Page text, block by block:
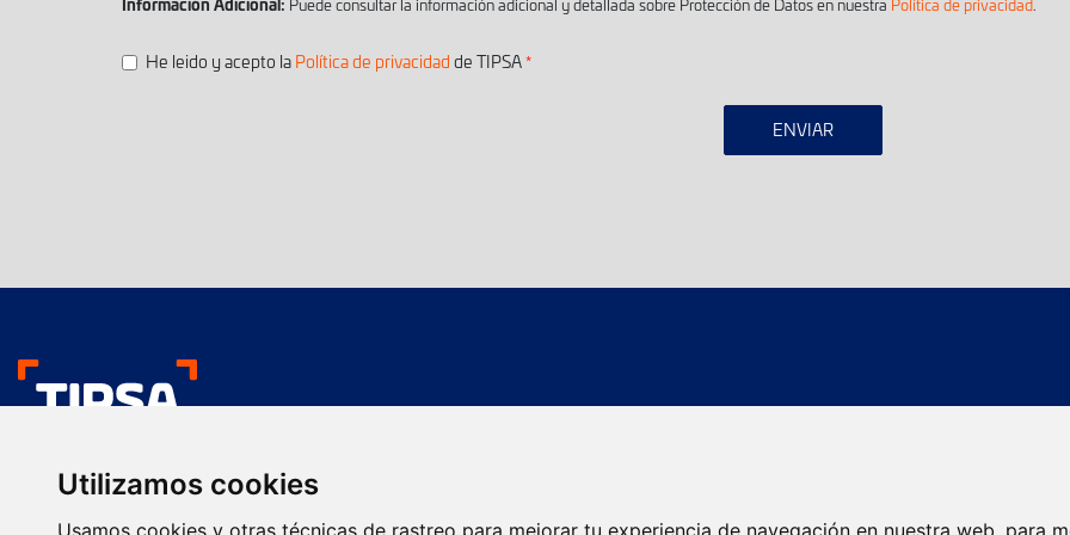
Utilizamos cookies
Usamos cookies y otras técnicas de rastreo para mejorar tu experiencia de navegación en nuestra web, para
Puede consultar la información adicional y detallada sobre Protección de Datos en nuestra Política de privacidad
He leido y acepto la Política de privacidad de TIPSA
ENVIAR
Nos gustan tus envíos